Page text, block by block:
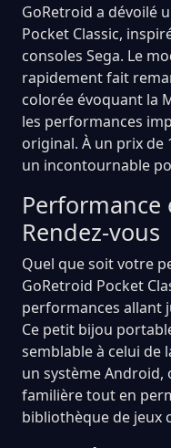
GoRetroid a dévoilé
Pocket Classic,
consoles Sega. Le
rapidement fait
colorée évoquant la
les performances
original. À un prix de
un incontournable
Rendez-vous
Quel que soit votre
GoRetroid Pocket
performances allant
Ce petit bijou
semblable à celui de
un système
familière tout en
bibliothèque de jeux